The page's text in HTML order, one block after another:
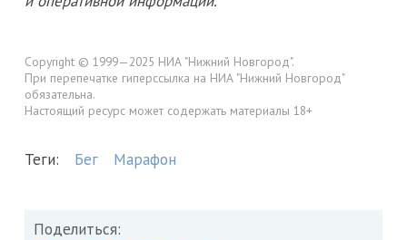
Copyright © 1999—2025 НИА "Нижний Новгород".
При перепечатке гиперссылка на НИА "Нижний Новгород"
обязательна.
Настоящий ресурс может содержать материалы 18+
Теги: Бег Марафон
Поделиться: